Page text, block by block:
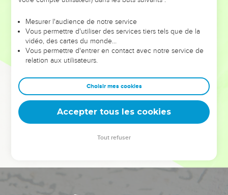
leur foi ou leur vision. Mais on voit moins les doutes, les erreurs
et les saisons difficiles qu'ils ont traversés, alors même que ce
sont elles qui les ont façonnés.
Dans cette conférence, leaders, entrepreneurs, et responsables
clés pour avancer avec plus de sagesse afin que leurs erreurs
deviennent vos tremplins. Que vous guidiez un ministère, une
équipe, un groupe ou une famille, leur expérience est faite
Mesurer l'audience de notre service
Vous permettre d'utiliser des services tiers tels que de la
vidéo, des cartes du monde…
Vous permettre d'entrer en contact avec notre service de
relation aux utilisateurs.
Choisir mes cookies
Accepter tous les cookies
Tout refuser